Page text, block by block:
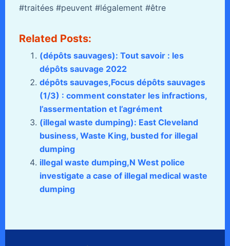
#traitées #peuvent #légalement #être
Related Posts:
(dépôts sauvages): Tout savoir : les
dépôts sauvage 2022
dépôts sauvages,Focus dépôts sauvages
(1/3) : comment constater les infractions,
l’assermentation et l’agrément
(illegal waste dumping): East Cleveland
business, Waste King, busted for illegal
dumping
illegal waste dumping,N West police
investigate a case of illegal medical waste
dumping